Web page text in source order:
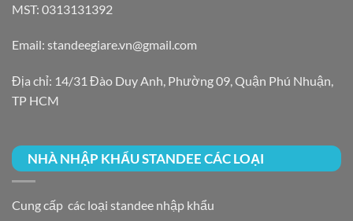
MST: 0313131392
Email: standeegiare.vn@gmail.com
Địa chỉ: 14/31 Đào Duy Anh, Phường 09, Quận Phú Nhuận,
TP HCM
NHÀ NHẬP KHẨU STANDEE CÁC LOẠI
Cung cấp các loại standee nhập khẩu